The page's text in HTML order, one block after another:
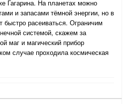
Гагарина. На планетах можно
и запасами тёмной энергии, но в
быстро расеиваться. Ограничим
системой, скажем за
маг и магический прибор
случае проходила космическая